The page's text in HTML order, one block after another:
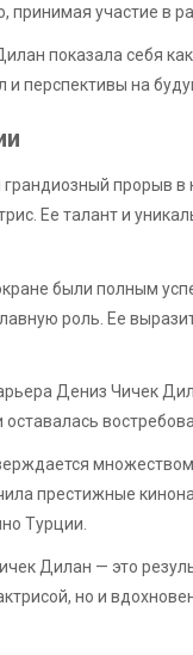
принимая участие в
показала себя
и перспективы на
прорыв в
Ее талант и
были полным
роль. Ее
Дениз Чичек
престижные
Турции.
Дилан — это
но и